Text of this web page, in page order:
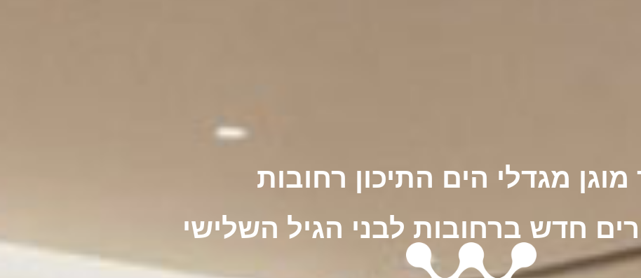
מוגן מגדלי הים התיכון רחובות
חדש ברחובות לבני הגיל השלישי